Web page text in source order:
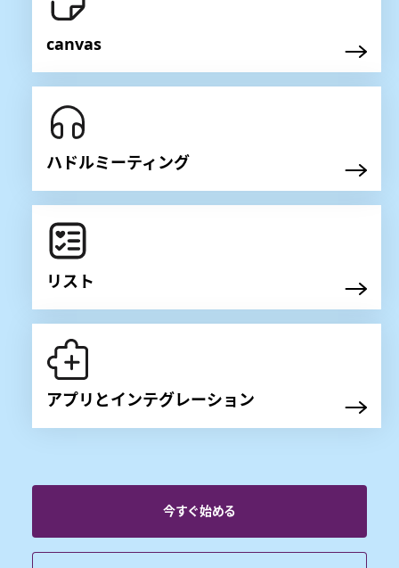
canvas
リスト
ハドルミーティング
アプリとインテグレーション
今すぐ始める